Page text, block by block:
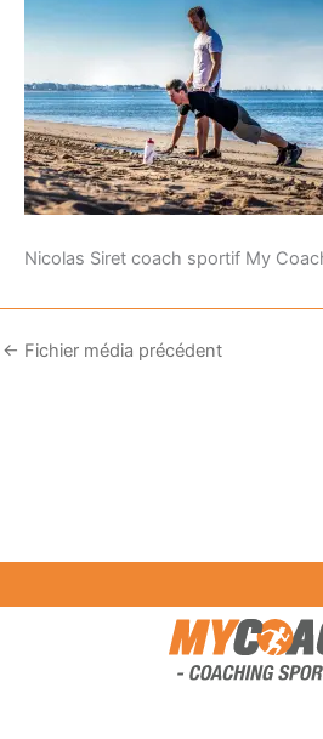
Nicolas Siret coach sportif My
← Fichier média précédent